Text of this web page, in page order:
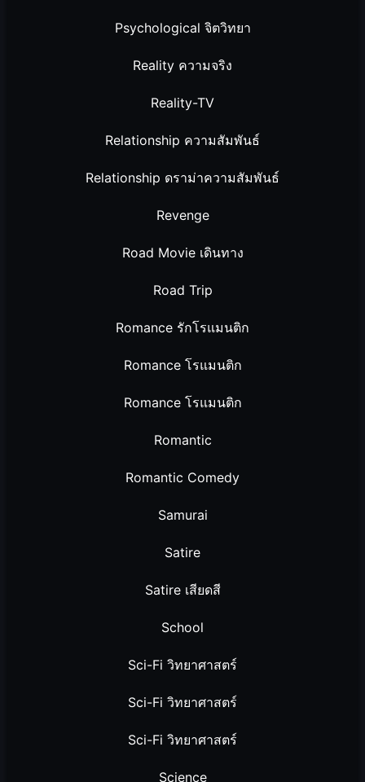
Psychological จิตวิทยา
Reality ความจริง
Reality-TV
Relationship ความสัมพันธ์
Relationship ดราม่าความสัมพันธ์
Revenge
Road Movie เดินทาง
Road Trip
Romance รักโรแมนติก
Romance โรแมนติก
Romance โรแมนติก
Romantic
Romantic Comedy
Samurai
Satire
Satire เสียดสี
School
Sci-Fi วิทยาศาสตร์
Sci-Fi วิทยาศาสตร์
Sci-Fi วิทยาศาสตร์
Science